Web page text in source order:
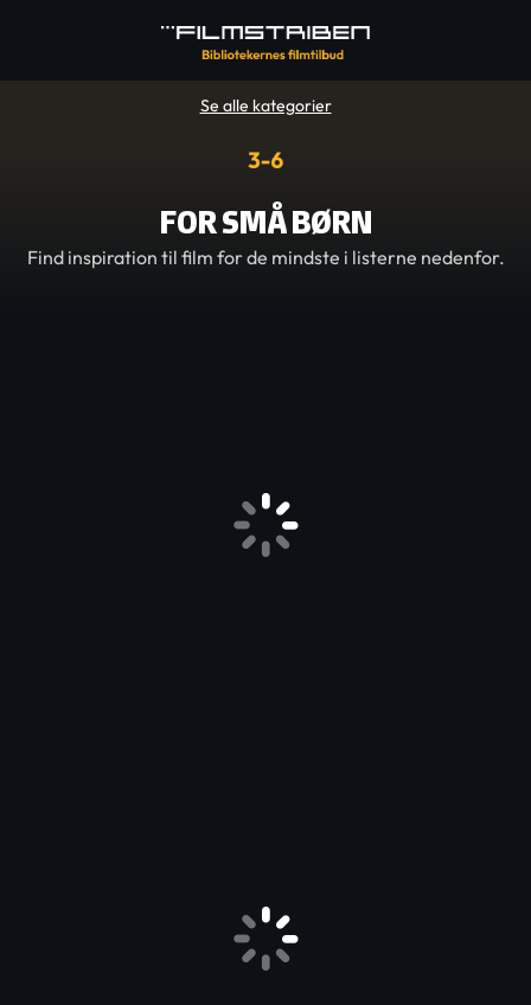
Se alle kategorier
FOR SMÅ BØRN
Find inspiration til film for de mindste i listerne nedenfor.